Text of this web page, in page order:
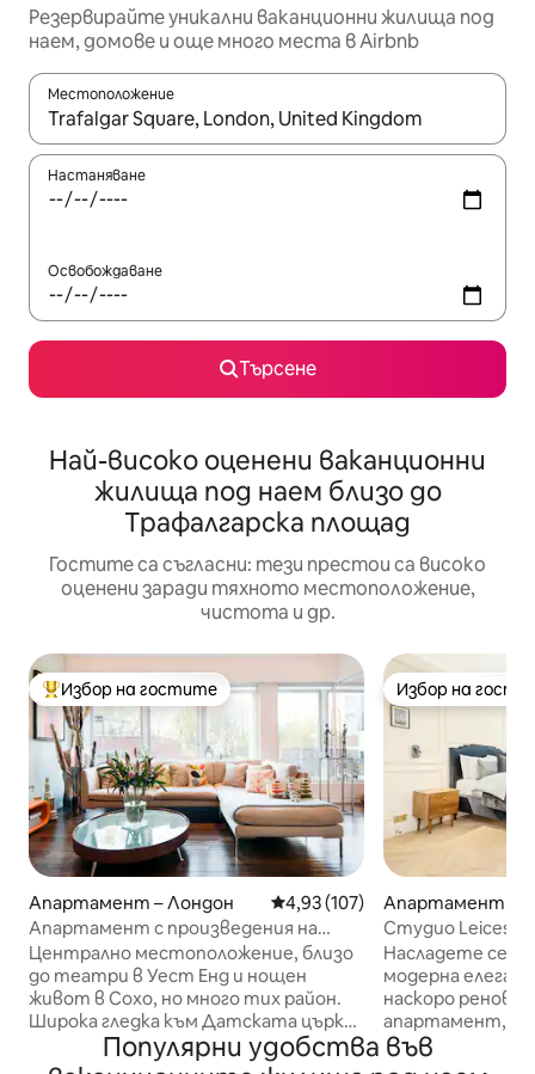
Резервирайте уникални ваканционни жилища под
наем, домове и още много места в Airbnb
Местоположение
Когато резултатите се покажат, използвайте
Настаняване
Освобождаване
Търсене
Най-високо оценени ваканционни
жилища под наем близо до
Трафалгарска площад
Гостите са съгласни: тези престои са високо
оценени заради тяхното местоположение,
чистота и др.
Най-популярен избор на гостите
Избор на гостите
Апартамент – Лондон Средна оценка: 4,93 от 5,
4,93 (107)
Апартамент с произведения на
изкуството в сърцето на Западен
Лондон
Централно местоположение, близо
до театри в Уест Енд и нощен
живот в Сохо, но много тих район.
Широка гледка към Датската църква
и градините. Множество опции за
обществен транспорт. Защитена
Избор на
Избор на
Апартамент –
дон
Студио
напълно
Насладете се
модерна
наскоро
апартамент,
250 - годишна
Популярни удобства във